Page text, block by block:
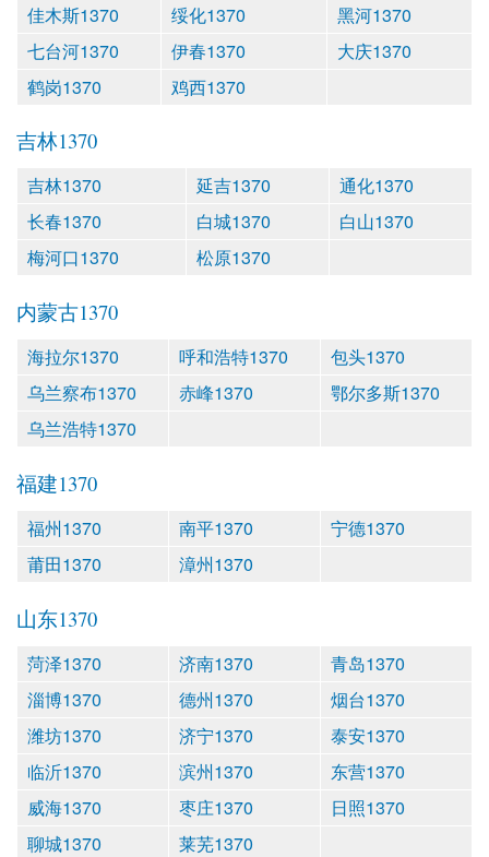
佳木斯1370
绥化1370
黑河1370
七台河1370
伊春1370
大庆1370
鹤岗1370
鸡西1370
吉林1370
吉林1370 延吉1370
通化1370
长春1370
白城1370
白山1370
梅河口1370
松原1370
内蒙古1370
海拉尔1370 呼和浩特1370
包头1370
乌兰察布1370
赤峰1370
鄂尔多斯1370
乌兰浩特1370
福建1370
福州1370 南平1370
宁德1370
莆田1370
漳州1370
山东1370
菏泽1370 济南1370
青岛1370
淄博1370
德州1370
烟台1370
潍坊1370
济宁1370
泰安1370
临沂1370
滨州1370
东营1370
威海1370
枣庄1370
日照1370
聊城1370
莱芜1370